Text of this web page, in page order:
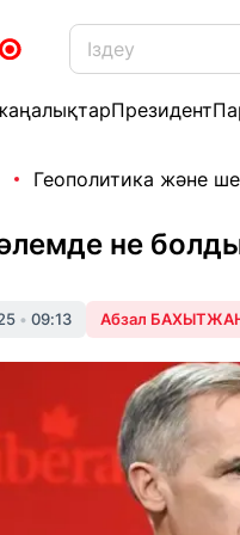
Президент
Геополитика және
не
• 09:13 Абзал